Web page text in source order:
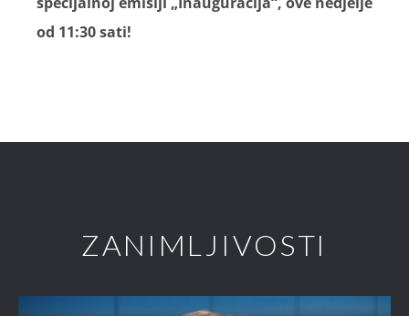
od 11:30 sati!
ZANIMLJIVOSTI